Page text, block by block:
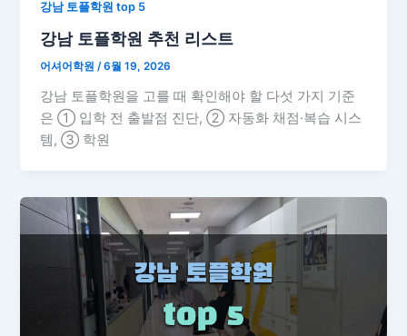
강남 토플학원 top 5
강남 토플학원 추천 리스트
어셔어학원/6월 19, 2026
강남 토플학원을 고를 때 확인해야 할 다섯 가지 기준
은 ① 입학 전 출발점 진단, ② 자동화 채점·복습 시스
템, ③ 학원